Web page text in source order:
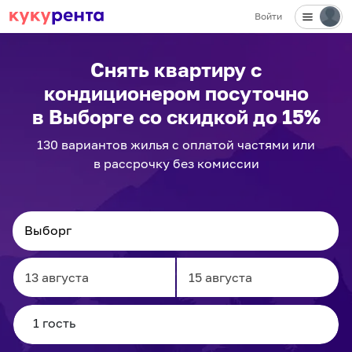
Войти
Снять квартиру с
кондиционером посуточно
в Выборге со скидкой до 15%
130 вариантов жилья с оплатой частями или
в рассрочку без комиссии
Navigate
forward
to
Navigate
to